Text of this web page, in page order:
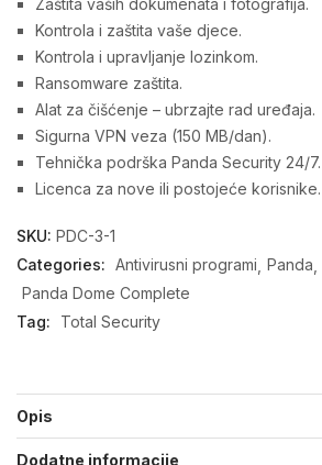
Zaštita vaših dokumenata i fotografija.
Kontrola i zaštita vaše djece.
Kontrola i upravljanje lozinkom.
Ransomware zaštita.
Alat za čišćenje – ubrzajte rad uređaja.
Sigurna VPN veza (150 MB/dan).
Tehnička podrška Panda Security 24/7.
Licenca za nove ili postojeće korisnike.
SKU: PDC-3-1
Categories: Antivirusni programi Panda
Panda Dome Complete
Tag:
Total Security
Opis
Dodatne informacije